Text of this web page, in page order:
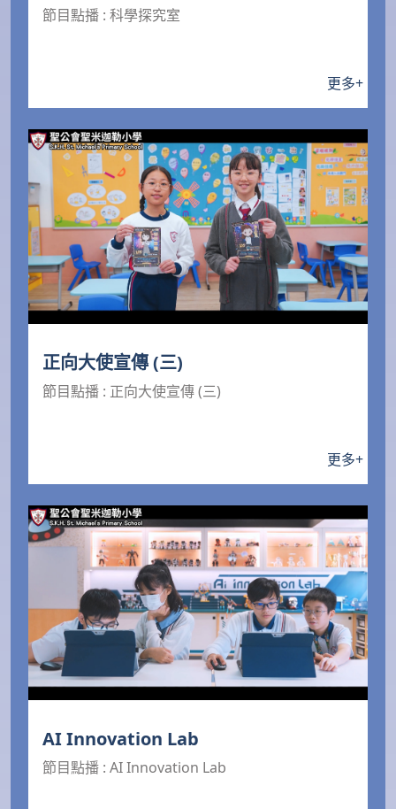
節目點播 : 科學探究室
更多+
正向大使宣傳 (三)
節目點播 : 正向大使宣傳 (三)
更多+
AI Innovation Lab
節目點播 : AI Innovation Lab